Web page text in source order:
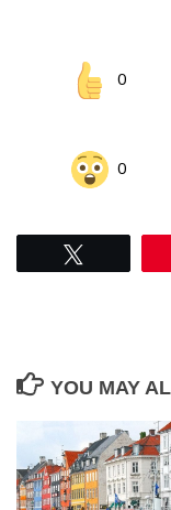
0
0
YOU MAY